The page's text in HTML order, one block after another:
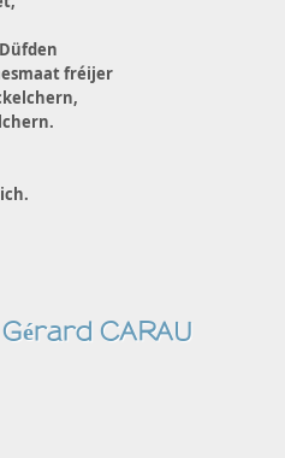
fréijer
CARAU